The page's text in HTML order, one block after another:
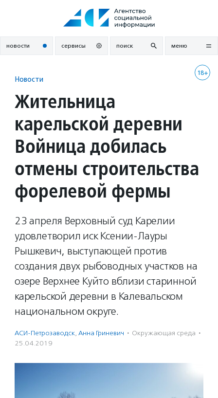
новости сервисы поиск меню
18+
Новости
Жительница
карельской деревни
Войница добилась
отмены строительства
форелевой фермы
23 апреля Верховный суд Карелии
удовлетворил иск Ксении-Лауры
Рышкевич, выступающей против
создания двух рыбоводных участков на
озере Верхнее Куйто вблизи старинной
карельской деревни в Калевальском
национальном округе.
АСИ-Петрозаводск, Анна Гриневич · Окружающая среда ·
25.04.2019